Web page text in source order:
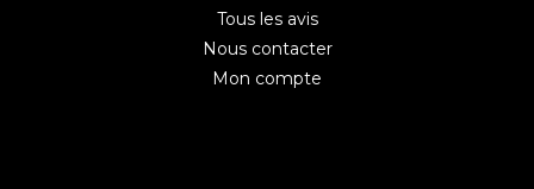
Tous les avis
Nous contacter
Mon compte